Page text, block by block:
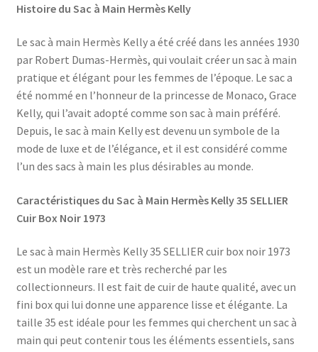
Histoire du Sac à Main Hermès Kelly
Le sac à main Hermès Kelly a été créé dans les années 1930
par Robert Dumas-Hermès, qui voulait créer un sac à main
pratique et élégant pour les femmes de l’époque. Le sac a
été nommé en l’honneur de la princesse de Monaco, Grace
Kelly, qui l’avait adopté comme son sac à main préféré.
Depuis, le sac à main Kelly est devenu un symbole de la
mode de luxe et de l’élégance, et il est considéré comme
l’un des sacs à main les plus désirables au monde.
Caractéristiques du Sac à Main Hermès Kelly 35 SELLIER
Cuir Box Noir 1973
Le sac à main Hermès Kelly 35 SELLIER cuir box noir 1973
est un modèle rare et très recherché par les
collectionneurs. Il est fait de cuir de haute qualité, avec un
fini box qui lui donne une apparence lisse et élégante. La
taille 35 est idéale pour les femmes qui cherchent un sac à
main qui peut contenir tous les éléments essentiels, sans